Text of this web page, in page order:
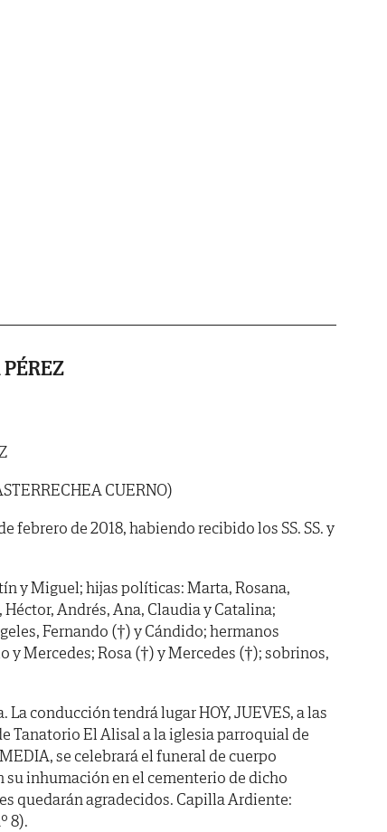
CUERNO)
febrero de 2018, habiendo recibido los SS. SS. y
y Miguel; hijas políticas: Marta, Rosana,
Andrés, Ana, Claudia y Catalina;
Fernando (†) y Cándido; hermanos
Mercedes; Rosa (†) y Mercedes (†); sobrinos,
conducción tendrá lugar HOY, JUEVES, a las
Tanatorio El Alisal a la iglesia parroquial de
se celebrará el funeral de cuerpo
inhumación en el cementerio de dicho
quedarán agradecidos. Capilla Ardiente:
8).